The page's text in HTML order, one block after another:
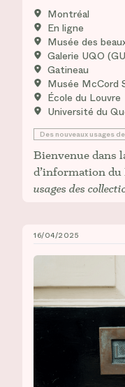
Montréal
En ligne
Musée des
Galerie UQO
Gatineau
Musée McCord
École du Louvre
Université du
Des nouveaux usages
Bienvenue dans
d’information
usages des
CIÉCO, Lettre
16/04/2025